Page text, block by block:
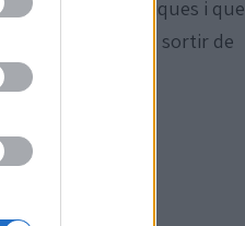
en matemàtiques i que
esperaven en sortir de